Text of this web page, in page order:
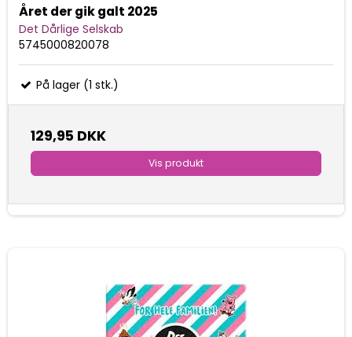
Året der gik galt 2025
Det Dårlige Selskab
5745000820078
På lager (1 stk.)
129,95 DKK
Vis produkt